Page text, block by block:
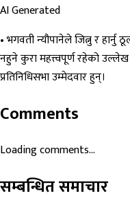
AI Generated
• भगवती न्यौपानेले जित्नु र
नहुने कुरा महत्त्वपूर्ण रहेको
प्रतिनिधिसभा उम्मेदवार हुन्।
Comments
Loading comments...
सम्बन्धित समाचार